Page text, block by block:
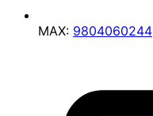
MAX: 9804060244